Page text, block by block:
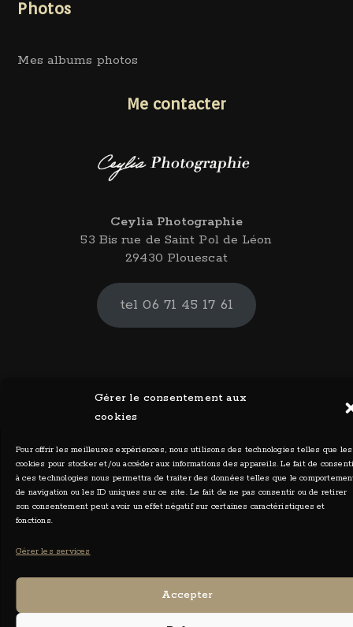
Gérer le consentement aux
cookies
Pour offrir les meilleures expériences, nous utilisons des technologies telles que les
cookies pour stocker et/ou accéder aux informations des appareils. Le fait de
à ces technologies nous permettra de traiter des données telles que le
de navigation ou les ID uniques sur ce site. Le fait de ne pas consentir ou de retirer
son consentement peut avoir un effet négatif sur certaines caractéristiques et
fonctions.
Gérer les services
Accepter
Photos
Mes albums photos
Me contacter
Ceylia Photographie
53 Bis rue de Saint Pol de Léon
29430 Plouescat
tel 06 71 45 17 61
Ceylia Photographies - Tous droits réservés 2026